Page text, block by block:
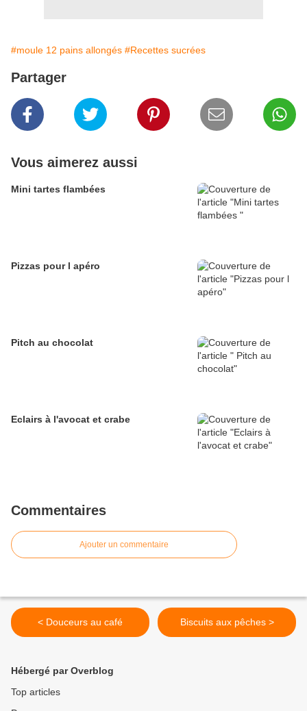
#moule 12 pains allongés #Recettes sucrées
Partager
Vous aimerez aussi
Mini tartes flambées
Pizzas pour l apéro
Pitch au chocolat
Eclairs à l'avocat et crabe
Commentaires
Ajouter un commentaire
< Douceurs au café Biscuits aux pêches >
Hébergé par Overblog
Top articles